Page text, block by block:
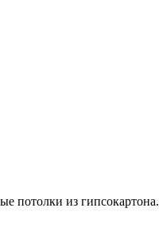
потолки из гипсокартона.